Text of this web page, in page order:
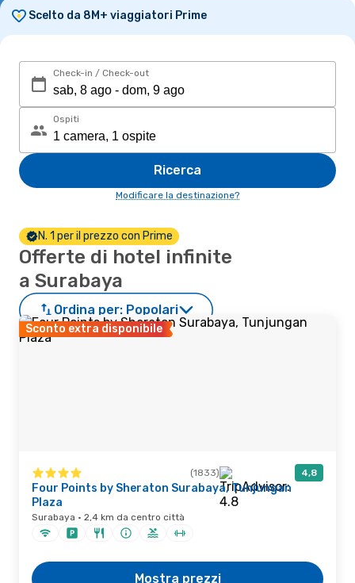
Scelto da 8M+ viaggiatori Prime
Check-in / Check-out
Ospiti
Ricerca
Modificare la destinazione?
N. 1 per il prezzo con Prime
Offerte di hotel infinite
a Surabaya
Ordina per: Popolari
Sconto extra disponibile
(1833) 4,8
Four Points by Sheraton Surabaya, Tunjungan
Plaza
Surabaya · 2,4 km da centro città
Mostra prezzi